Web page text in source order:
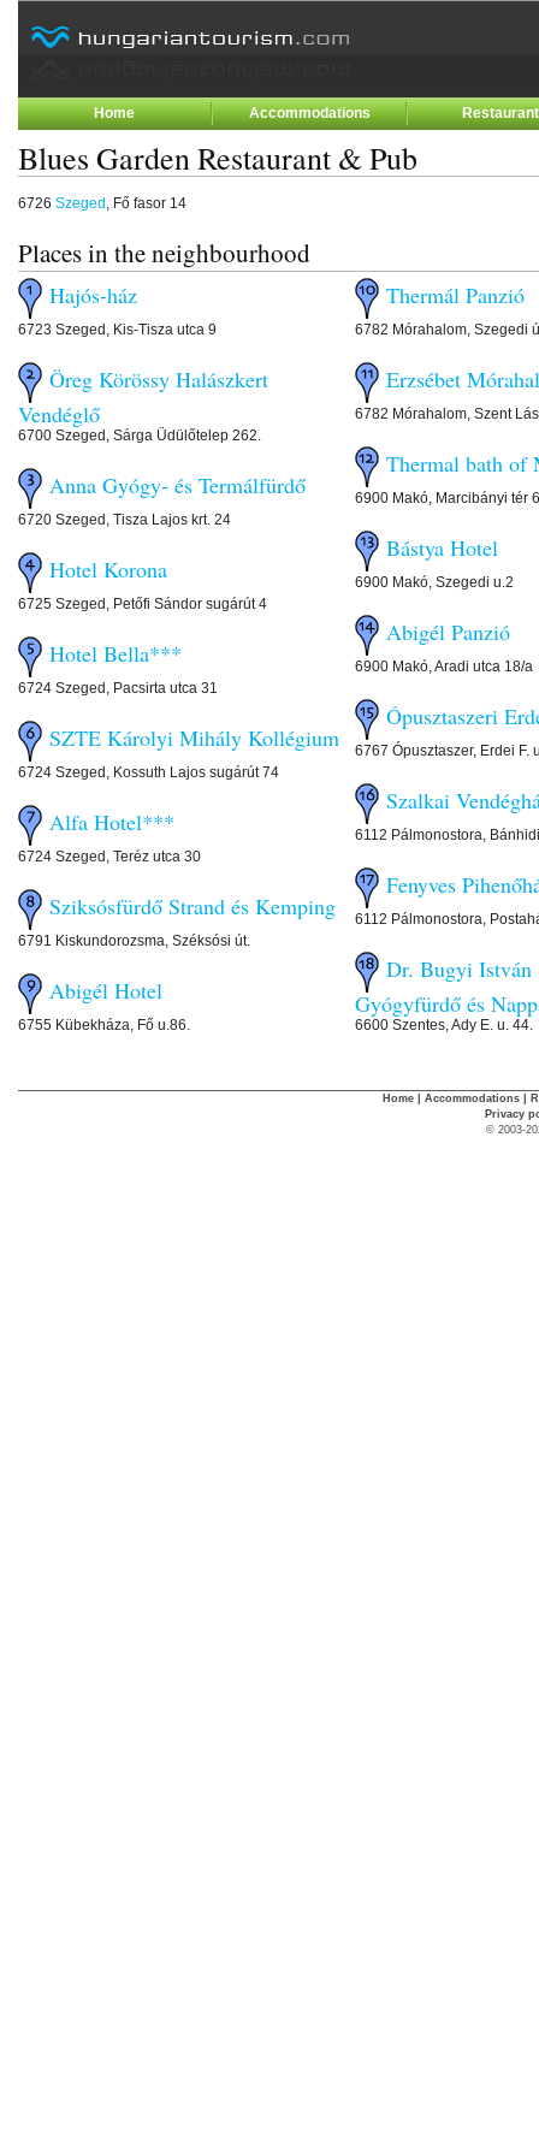
Home Accommodations
Blues Garden Restaurant & Pub
6726 Szeged , Fő fasor 14
Places in the neighbourhood
Hajós-ház
6723 Szeged, Kis-Tisza utca 9
Öreg Körössy Halászkert
Vendéglő
6700 Szeged, Sárga Üdülőtelep 262.
Anna Gyógy- és Termálfürdő
6720 Szeged, Tisza Lajos krt. 24
Hotel Korona
6725 Szeged, Petőfi Sándor sugárút 4
Hotel Bella***
6724 Szeged, Pacsirta utca 31
SZTE Károlyi Mihály Kollégium
6724 Szeged, Kossuth Lajos sugárút 74
Alfa Hotel***
6724 Szeged, Teréz utca 30
Sziksósfürdő Strand és Kemping
6791 Kiskundorozsma, Széksósi út.
Abigél Hotel
6755 Kübekháza, Fő u.86.
Thermál Panzió
6782 Mórahalom, Szegedi
Erzsébet
6782 Mórahalom, Szent
Thermal bath of
6900 Makó, Marcibányi tér 6
Bástya Hotel
6900 Makó, Szegedi u.2
Abigél Panzió
6900 Makó, Aradi utca 18/a
Ópusztaszeri
6767 Ópusztaszer, Erdei F.
Szalkai
6112 Pálmonostora,
Fenyves
6112 Pálmonostora,
Dr. Bugyi István
Gyógyfürdő és
6600 Szentes, Ady E. u. 44.
Home Accommodations
Privacy
© 2003-